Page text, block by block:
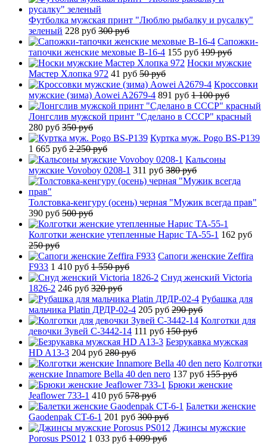
Футболка мужская принт "Люблю рыбалку и русалку"
зеленый 228 руб 300 руб
Сапожки-
тапочки женские меховые B-16-4 155 руб 199 руб
Носки мужские
Мастер Хлопка 972 41 руб 50 руб
Кроссовки
мужские (зима) Aowei A2679-4 891 руб 1 100 руб
Лонгслив мужской принт "Сделано в СССР" красный
280 руб 350 руб
Куртка муж. Pogo BS-P139
1 665 руб 2 250 руб
Кальсоны
мужские Vovoboy 0208-1 311 руб 380 руб
Толстовка-кенгуру (осень) черная "Мужик всегда прав"
390 руб 500 руб
Колготки женские утепленные Нарис TA-55-1 162 руб
250 руб
Сапоги женские Zeffira
F933 1 410 руб 1 550 руб
Снуд женский Victoria
1826-2 246 руб 320 руб
Рубашка для
мальчика Platin ДРДР-02-4 205 руб 290 руб
Колготки для
девочки Зувей C-3442-14 111 руб 150 руб
Безрукавка мужская
HD A13-3 204 руб 280 руб
Колготки
женские Innamore Bella 40 den nero 137 руб 155 руб
Брюки женские
Jeaflower 733-1 410 руб 578 руб
Балетки женские
Gaodenpak CT-6-1 201 руб 300 руб
Джинсы мужские
Porosus PS012 1 033 руб 1 099 руб